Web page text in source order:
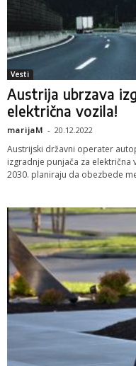
Vesti
Austrija ubrzava
električna vozila!
marijaM - 20.12.2022
Austrijski državni operater
izgradnje punjača za
2030. planiraju da obezbede